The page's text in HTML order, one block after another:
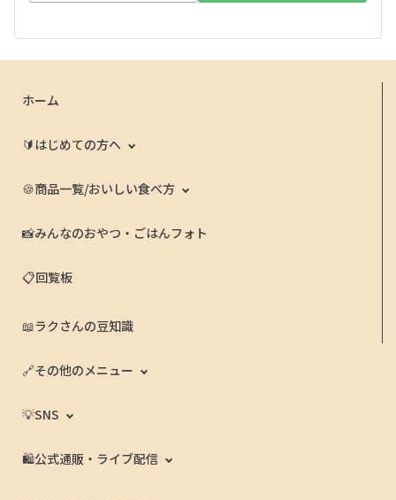
ホーム
🔰はじめての方へ
🍪商品一覧/おいしい食べ方
📸みんなのおやつ・ごはんフォト
📋回覧板
📖ラクさんの豆知識
🔗その他のメニュー
💡SNS
🛍️公式通販・ライブ配信